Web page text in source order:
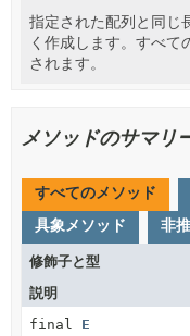
指定された配列と同
く作成します。すべて
されます。
メソッドのサマリ
すべてのメソッド
具象メソッド
非
修飾子と型
説明
final E